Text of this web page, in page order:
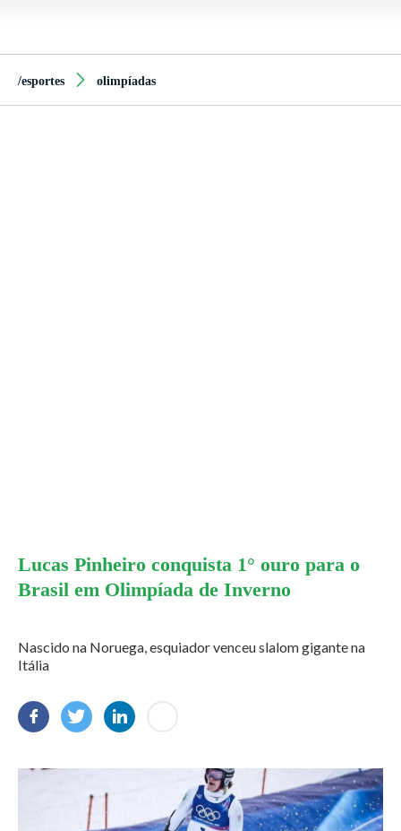
/esportes olimpíadas
Lucas Pinheiro conquista 1° ouro para o
Brasil em Olimpíada de Inverno
Nascido na Noruega, esquiador venceu slalom gigante na
Itália